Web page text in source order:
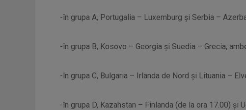
-în grupa A, Portugalia – Luxemburg și Serbia –
-în grupa B, Kosovo – Georgia și Suedia – Grecia,
-în grupa C, Bulgaria – Irlanda de Nord și Lituania –
-în grupa D, Kazahstan – Finlanda (de la ora 17.00) și